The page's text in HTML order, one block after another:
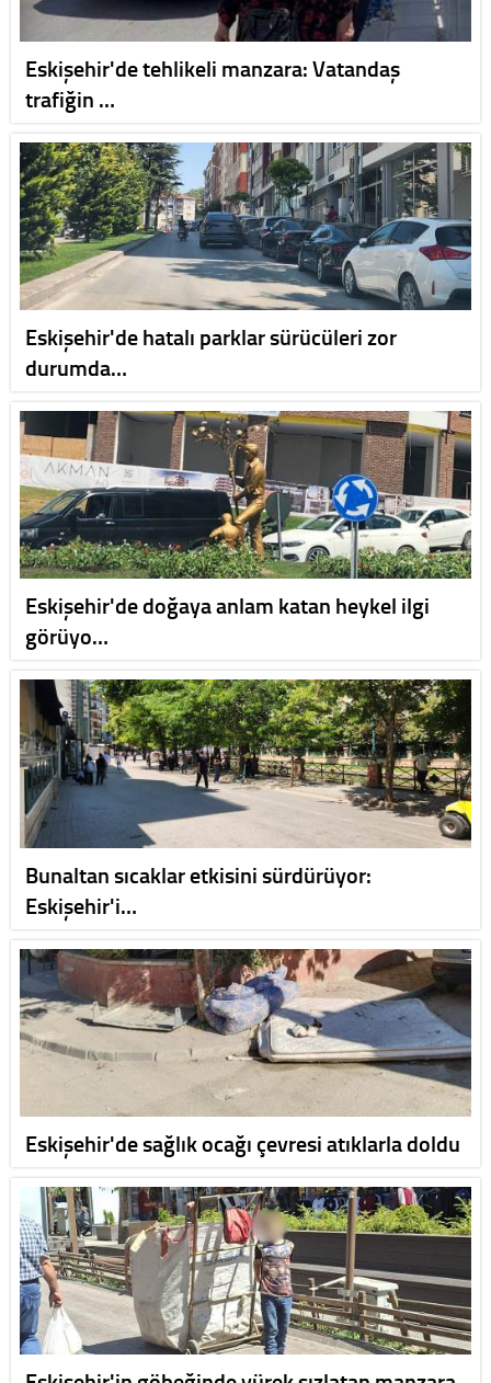
Eskişehir'de tehlikeli manzara: Vatandaş
trafiğin …
Eskişehir'de hatalı parklar sürücüleri zor
durumda…
Eskişehir'de doğaya anlam katan heykel ilgi
görüyo…
Bunaltan sıcaklar etkisini sürdürüyor:
Eskişehir'i…
Eskişehir'de sağlık ocağı çevresi atıklarla doldu